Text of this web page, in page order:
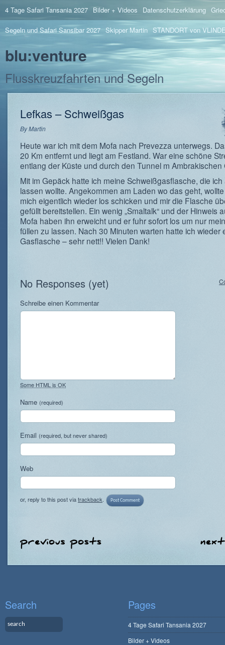
4 Tage Safari Tansania 2027 Bilder + Videos Datenschutzerklärung
Segeln und Safari Sansibar 2027 Skipper Martin STANDORT von
blu:venture
Flusskreuzfahrten und Segeln
Lefkas – Schweißgas
ByMartin
Heute war ich mit dem Mofa nach Prevezza unterwegs.
20 Km entfernt und liegt am Festland. War eine schöne
entlang der Küste und durch den Tunnel m Ambrakischen
Mit im Gepäck hatte ich meine Schweißgasflasche, die ich
lassen wollte. Angekommen am Laden wo das geht,
mich eigentlich wieder los schicken und mir die Flasche
gefüllt bereitstellen. Ein wenig „Smaltalk“ und der Hinweis
Mofa haben ihn erweicht und er fuhr sofort los um nur
füllen zu lassen. Nach 30 Minuten warten hatte ich wieder
Gasflasche – sehr nett!! Vielen Dank!
No Responses (yet)
Schreibe einen Kommentar
Some HTML is OK
Name (required)
Email (required, but never shared)
Web
or, reply to this post viatrackback
Search Pages
4 Tage Safari Tansania 2027
Bilder + Videos